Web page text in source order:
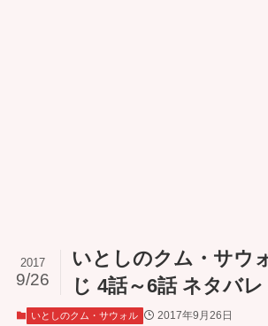
いとしのクム・サウ
じ 4話～6話 ネタバレ
2017
9/26
いとしのクム・サウォル 2017年9月26日